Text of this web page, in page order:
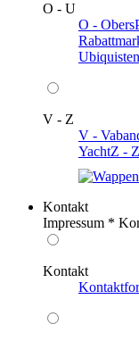
O - U
O - Obers
Ubiquisten
V - Z
V -
YachtZ -
Kontakt
Impressum *
Kontakt